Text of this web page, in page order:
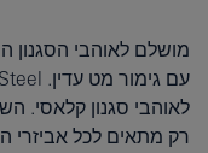
מושלם לאוהבי הסגנון
לאוהבי סגנון קלאסי.
רק מתאים לכל